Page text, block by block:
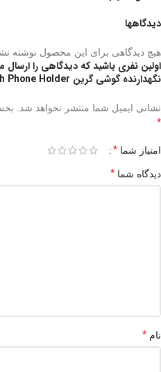
دیدگاهها
هیچ دیدگاهی برای این محصول نوشته
اولین نفری باشید که دیدگاهی را ارسال
نگهدارنده گوشی گرین Green Mini Tripod with Phone Holder”
نشانی ایمیل شما منتشر نخواهد شد.
*
امتیاز شما *
دیدگاه شما *
نام *